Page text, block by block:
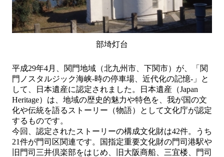
部埼灯台
平成29年4月、関門地域（北九州市、下関市）が、「関
門ノスタルジック海峡-時の停車場、近代化の記憶-」と
して、日本遺産に認定されました。日本遺産（Japan
Heritage）は、地域の歴史的魅力や特色を、我が国の文
化や伝統を語るストーリー（物語）として文化庁が認定
するものです。
今回、認定されたストーリーの構成文化財は42件。うち
21件が門司区関連です。国指定重要文化財の門司港駅や
旧門司三井倶楽部をはじめ、旧大阪商船、三宜楼、門司